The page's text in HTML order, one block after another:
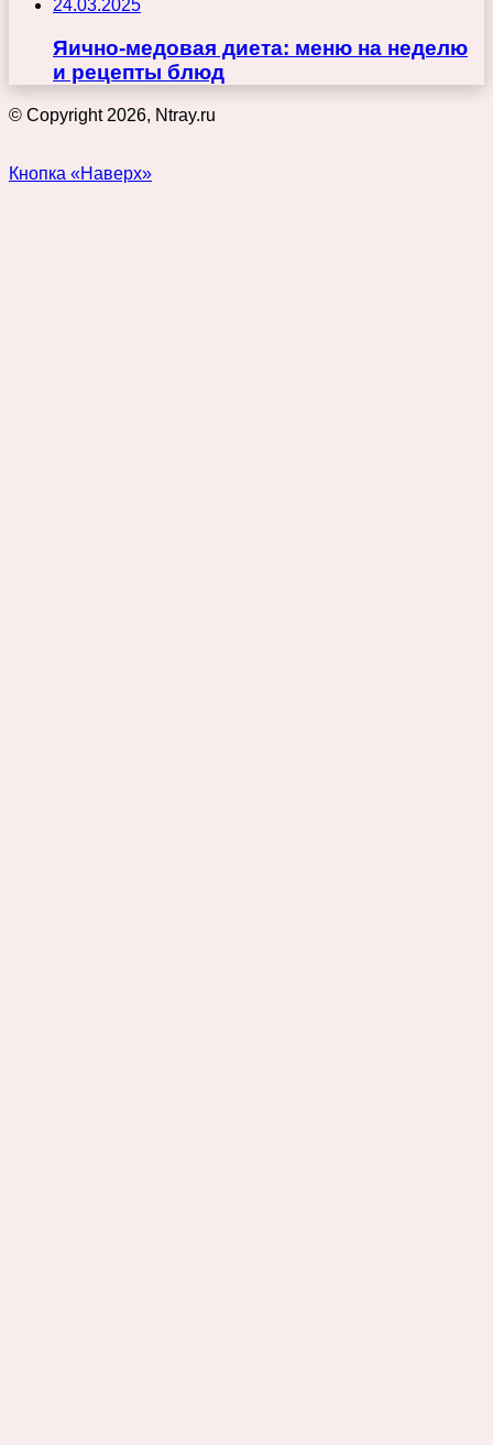
24.03.2025
Яично-медовая диета: меню на неделю
и рецепты блюд
© Copyright 2026, Ntray.ru
Кнопка «Наверх»